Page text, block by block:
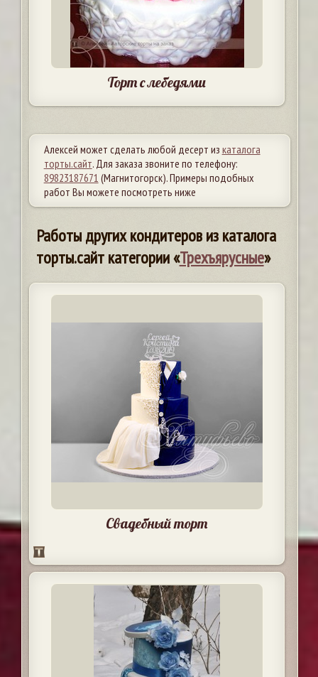
Торт с лебедями
Алексей может сделать любой десерт из каталога
торты.сайт. Для заказа звоните по телефону:
89823187671 (Магнитогорск). Примеры подобных
работ Вы можете посмотреть ниже
Работы других кондитеров из каталога
торты.сайт категории «Трехъярусные»
Свадебный торт